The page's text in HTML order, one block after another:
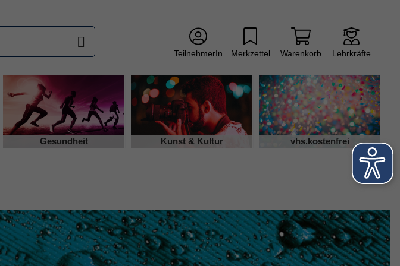
TeilnehmerIn Merkzettel Warenkorb Lehrkräfte
Gesundheit Kunst & Kultur vhs.kostenfrei